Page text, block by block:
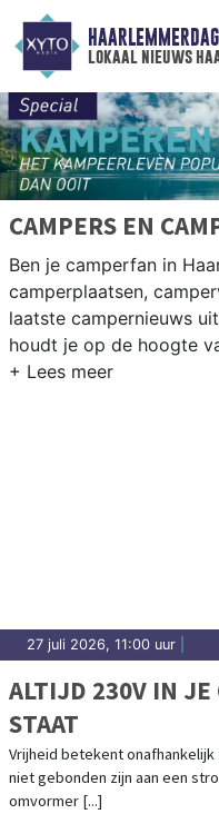
lokaal nieuws
CAMPERS EN
Ben je camperfan in
camperplaatsen,
laatste campernieuws
houdt je op de hoogte
27 juli 2026, 11:00 uur
ALTIJD 230V IN JE
STAAT
Vrijheid betekent
niet gebonden zijn aan een
omvormer [...]